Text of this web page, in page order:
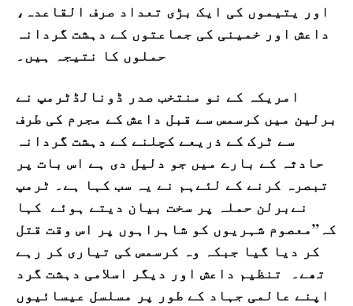
اور یتیموں کی ایک بڑی تعداد صرف القاعدہ،
داعش اور خمینی کی جماعتوں کے دہشت گردانہ
حملوں کا نتیجہ ہیں۔
امریکہ کے نو منتخب صدر ڈونالڈٹرمپ نے
برلین میں کرسمس سے قبل داعش کے مجرم کی طرف
سے ٹرک کے ذریعے کچلنے کے دہشت گردانہ
حادثہ کے بارے میں جو دلیل دی ہے اس بات پر
تبصرہ کرنے کے لئےہم نے یہ سب کہا ہے۔ ٹرمپ
نےبرلن حملہ پر سخت بیان دیتے ہوئے کہا
کہ”معصوم شہریوں کو شاہراہوں پر اس وقت قتل
کر دیا گیا جبکہ وہ کرسمس کی تیاری کر رہے
تھے۔ تنظیم داعش اور دیگر اسلامی دہشت گرد
اپنے عالمی جہاد کے طور پر مسلسل عیسائیوں